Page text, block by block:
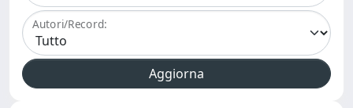
Autori/Record: